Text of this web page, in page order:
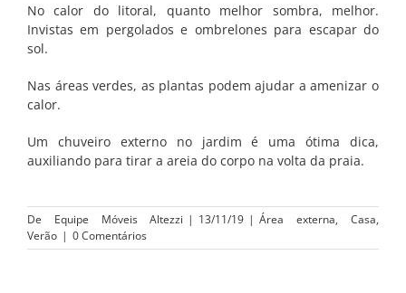
No calor do litoral, quanto melhor sombra, melhor.
Invistas em pergolados e ombrelones para escapar do
sol.
Nas áreas verdes, as plantas podem ajudar a amenizar o
calor.
Um chuveiro externo no jardim é uma ótima dica,
auxiliando para tirar a areia do corpo na volta da praia.
De Equipe Móveis Altezzi | 13/11/19 | Área externa,Casa,
Verão | 0 Comentários